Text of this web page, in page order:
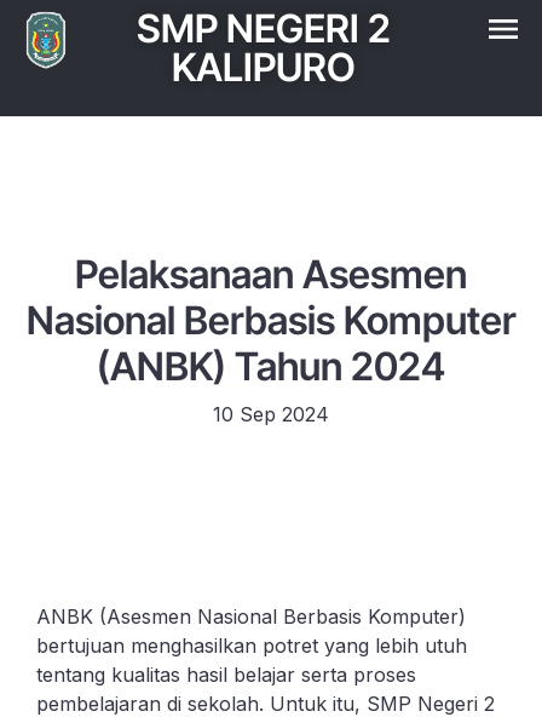
SMP NEGERI 2
KALIPURO
Pelaksanaan Asesmen
Nasional Berbasis Komputer
(ANBK) Tahun 2024
10 Sep 2024
ANBK (Asesmen Nasional Berbasis Komputer)
bertujuan menghasilkan potret yang lebih utuh
tentang kualitas hasil belajar serta proses
pembelajaran di sekolah. Untuk itu, SMP Negeri 2